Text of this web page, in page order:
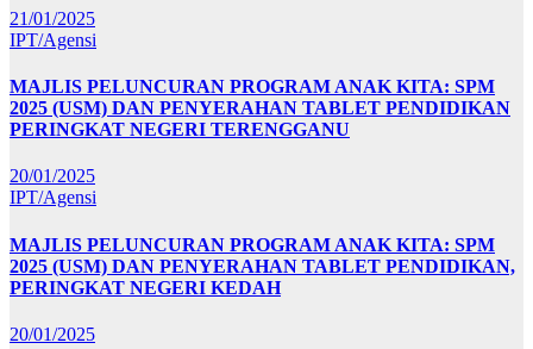
21/01/2025
IPT/Agensi
MAJLIS PELUNCURAN PROGRAM ANAK KITA: SPM
2025 (USM) DAN PENYERAHAN TABLET PENDIDIKAN
PERINGKAT NEGERI TERENGGANU
20/01/2025
IPT/Agensi
MAJLIS PELUNCURAN PROGRAM ANAK KITA: SPM
2025 (USM) DAN PENYERAHAN TABLET PENDIDIKAN,
PERINGKAT NEGERI KEDAH
20/01/2025